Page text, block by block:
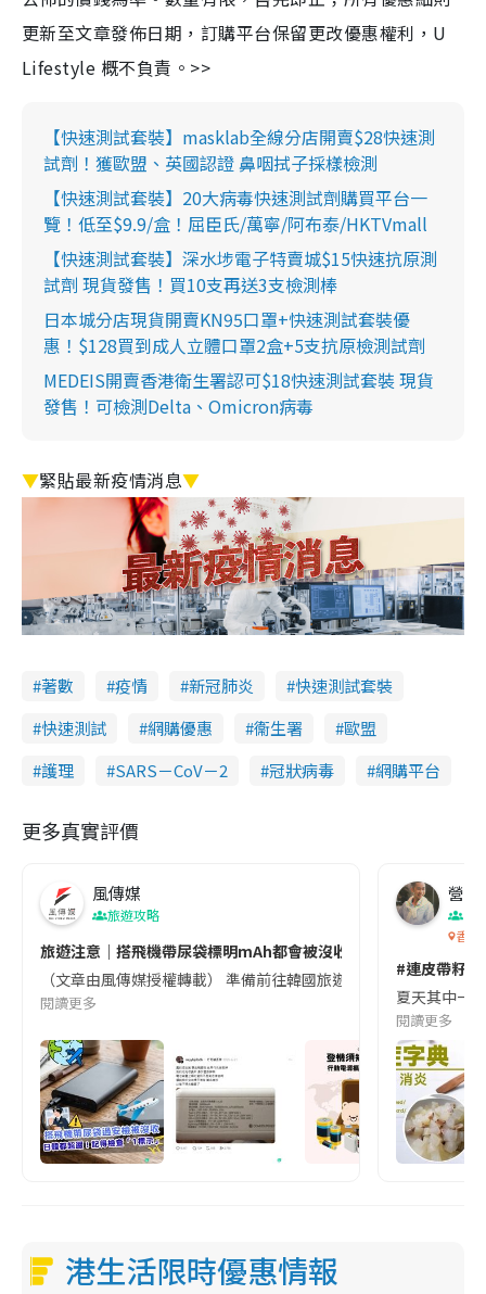
更新至文章發佈日期，訂購平台保留更改優惠權利，U
Lifestyle 概不負責。>>
【快速測試套裝】masklab全線分店開賣$28快速測
試劑！獲歐盟、英國認證 鼻咽拭子採樣檢測
【快速測試套裝】20大病毒快速測試劑購買平台一
覽！低至$9.9/盒！屈臣氏/萬寧/阿布泰/HKTVmall
【快速測試套裝】深水埗電子特賣城$15快速抗原測
試劑 現貨發售！買10支再送3支檢測棒
日本城分店現貨開賣KN95口罩+快速測試套裝優
惠！$128買到成人立體口罩2盒+5支抗原檢測試劑
MEDEIS開賣香港衛生署認可$18快速測試套裝 現貨
發售！可檢測Delta、Omicron病毒
▼緊貼最新疫情消息▼
著數 疫情 新冠肺炎
快速測試套裝
快速測試
網購優惠 衞生署
歐盟
護理
SARS－CoV－2 冠狀病毒 網購平台
更多真實評價
風傳媒
旅遊攻略
旅遊注意｜搭飛機帶尿袋標明mAh都會被沒收😱出發前切記檢查
（文章由風傳媒授權轉載） 準備前往韓國旅遊的民眾，近期要
閱讀更多
營養
香港
#連皮帶籽
夏天其中一
閱讀更多
港生活限時優惠情報